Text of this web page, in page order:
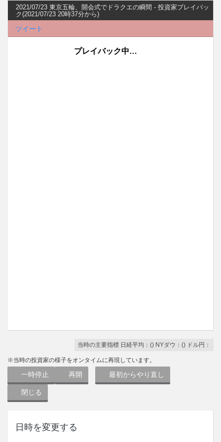
2021/07/23 東京五輪、開会式でドラクエの瞬間 - 投資家プレイバッ
ク(2021/07/23 20時37分から)
ツイート
プレイバック中…
当時の主要指標 日経平均： () NYダウ： () ドル円：
※当時の投資家の様子をオンタイムに再現しています。
一時停止 再開 最初からやり直し
閉じる
日時を変更する